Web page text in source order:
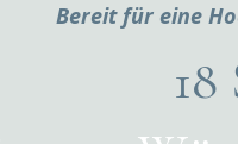
Bereit für eine